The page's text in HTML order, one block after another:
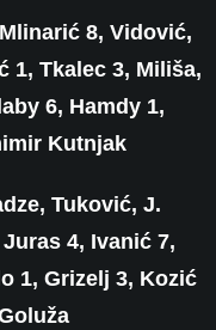
8, Vidović,
1, Tkalec 3, Miliša,
6, Hamdy 1,
Kutnjak
Tuković, J.
4, Ivanić 7,
1, Grizelj 3, Kozić